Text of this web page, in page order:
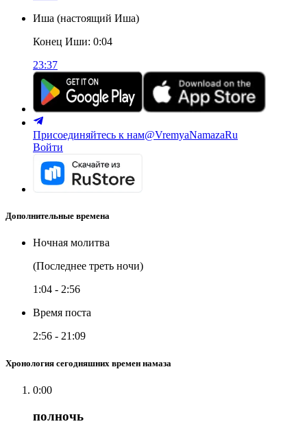
Иша (настоящий Иша)
Конец Иши: 0:04
23:37
Присоединяйтесь к нам@VremyaNamazaRu
Войти
Дополнительные времена
Ночная молитва
(Последнее треть ночи)
1:04 - 2:56
Время поста
2:56 - 21:09
Хронология сегодняшних времен намаза
0:00
полночь